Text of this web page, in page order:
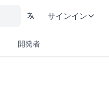
サインイン
開発者